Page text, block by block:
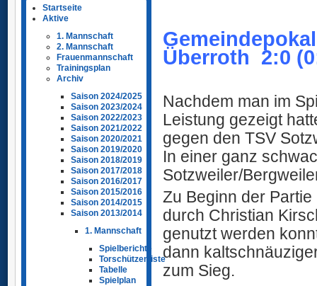
Startseite
Aktive
1. Mannschaft
2. Mannschaft
Frauenmannschaft
Trainingsplan
Archiv
Saison 2024/2025
Saison 2023/2024
Saison 2022/2023
Saison 2021/2022
Saison 2020/2021
Saison 2019/2020
Saison 2018/2019
Saison 2017/2018
Saison 2016/2017
Saison 2015/2016
Saison 2014/2015
Saison 2013/2014
1. Mannschaft
Spielberichte
Torschützenliste
Tabelle
Spielplan
Überroth 2:0
Nachdem man im
Leistung gezeigt
gegen den TSV
In einer ganz
Sotzweiler/
Zu Beginn der
durch Christian
genutzt werden
dann
zum Sieg.